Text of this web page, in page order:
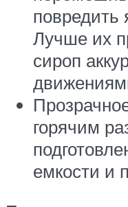
повредить
Лучше их
сироп
горячим
емкости и